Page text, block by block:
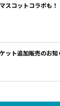
スコットコラボも
ット追加販売のお知